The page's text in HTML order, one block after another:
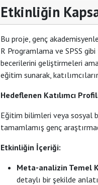
Etkinliğin
Bu proje, genç
R Programlama ve SPSS
becerilerini geliştirmeleri
eğitim sunarak,
Hedeflenen Katılımcı
Eğitim bilimleri veya sosyal
tamamlamış genç
Etkinliğin İçeriği:
Meta-analizin Temel
detaylı bir şekilde